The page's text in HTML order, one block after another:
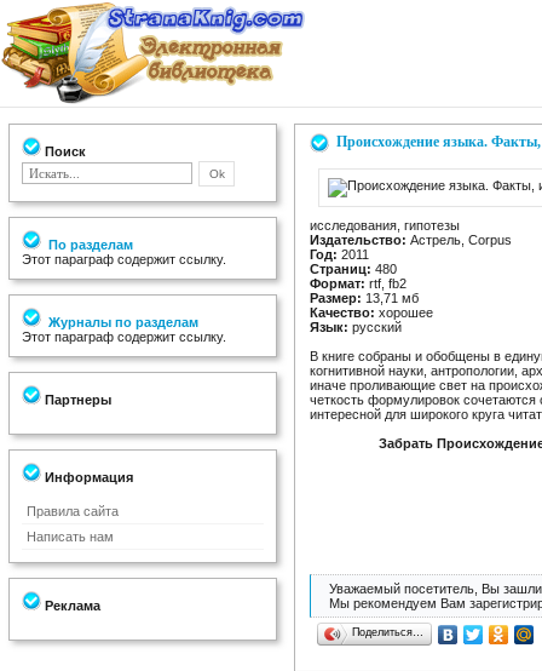
Поиск
По разделам
Этот параграф содержит ссылку.
Журналы по разделам
Этот параграф содержит ссылку.
Партнеры
Информация
Правила сайта
Написать нам
Реклама
Происхождение языка. Факты,
исследования, гипотезы
Издательство: Астрель, Corpus
Год: 2011
Страниц: 480
Формат: rtf, fb2
Размер: 13,71 мб
Качество: хорошее
Язык: русский
В книге собраны и обобщены в
когнитивной науки, антропологии,
иначе проливающие свет на
четкость формулировок сочетаются
интересной для широкого круга
Забрать
Уважаемый посетитель, Вы зашли
Мы рекомендуем Вам
Поделиться…